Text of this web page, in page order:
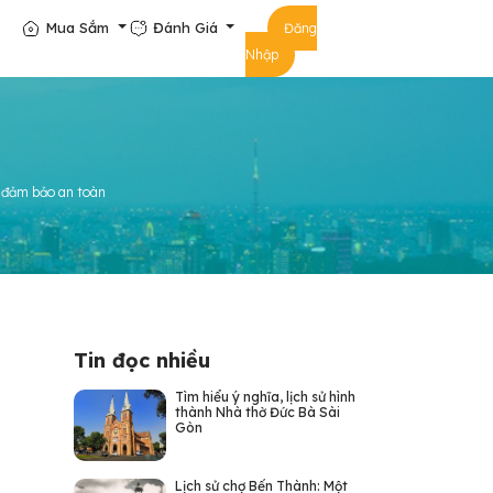
Mua Sắm Đánh Giá
Đăng
Nhập
bảo an toàn
Tin đọc nhiều
Tìm hiểu ý nghĩa, lịch sử hình
thành Nhà thờ Đức Bà Sài
Gòn
Lịch sử chợ Bến Thành: Một